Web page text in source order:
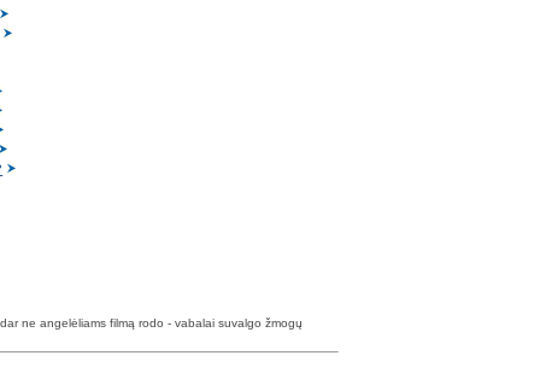
ne angelėliams filmą rodo - vabalai suvalgo žmogų